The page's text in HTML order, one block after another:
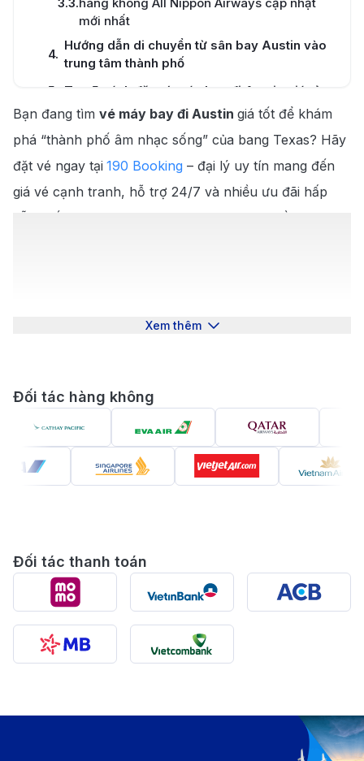
mới nhất
4.
Hướng dẫn di chuyển từ sân bay Austin vào
trung tâm thành phố
5
Top 5 cách đặt vé máy bay đi Austin giá rẻ
Lý do bạn nên đặt vé máy bay đi Austin tại
190 Booking
7 . Cẩm nang du lịch Austin
7.1.Thời tiết lý tưởng để du lịch Austin
Bạn đang tìm vé máy bay đi Austin giá tốt để khám
phá “thành phố âm nhạc sống” của bang Texas? Hãy
đặt vé ngay tại 190 Booking – đại lý uy tín mang đến
giá vé cạnh tranh, hỗ trợ 24/7 và nhiều ưu đãi hấp
dẫn. Đến Austin, bạn sẽ được dạo quanh Hồ Lady
viết và ghi lại cho mình nhiều mẹo săn
Vé máy bay đi Austin - Ngắm hoàng hôn bên sông
Colorado thơ mộng (Nguồn: Internet)
“Thành phố âm nhạc sống” (Live Music Capital of the
World). Nơi đây mang trong mình tinh thần tự do,
Xem thêm
Đối tác hàng không
Đối tác thanh toán